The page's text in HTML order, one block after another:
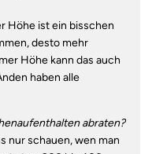
Höhe ist ein bisschen
desto mehr
Höhe kann das auch
haben alle
abraten?
nur schauen, wen man